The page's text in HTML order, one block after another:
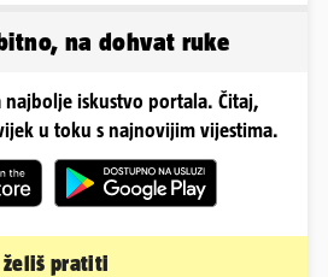
na dohvat ruke
najbolje iskustvo portala. Čitaj,
u toku s najnovijim vijestima.
želiš pratiti